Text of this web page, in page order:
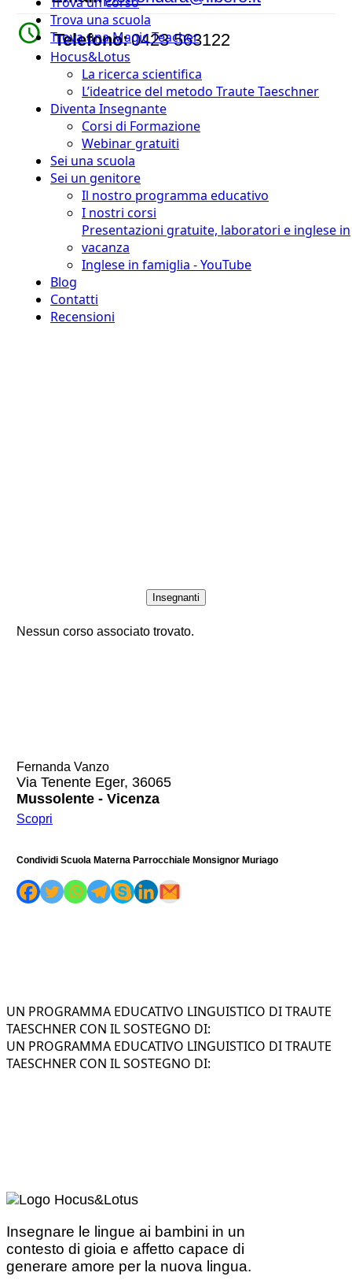
Trova una scuola
Trova una Magic Teacher
Hocus&Lotus
La ricerca scientifica
L’ideatrice del metodo Traute Taeschner
Diventa Insegnante
Corsi di Formazione
Webinar gratuiti
Sei una scuola
Sei un genitore
Il nostro programma educativo
I nostri corsi
Presentazioni gratuite, laboratori e inglese in
vacanza
Inglese in famiglia - YouTube
Blog
Contatti
Recensioni
watch_later Telefono:0423 563122
Insegnanti
Nessun corso associato trovato.
Fernanda Vanzo
Via Tenente Eger, 36065
Mussolente - Vicenza
Scopri
Condividi Scuola Materna Parrocchiale Monsignor Muriago
UN PROGRAMMA EDUCATIVO LINGUISTICO DI TRAUTE
TAESCHNER CON IL SOSTEGNO DI:
UN PROGRAMMA EDUCATIVO LINGUISTICO DI TRAUTE
TAESCHNER CON IL SOSTEGNO DI:
Insegnare le lingue ai bambini in un
contesto di gioia e affetto capace di
generare amore per la nuova lingua.